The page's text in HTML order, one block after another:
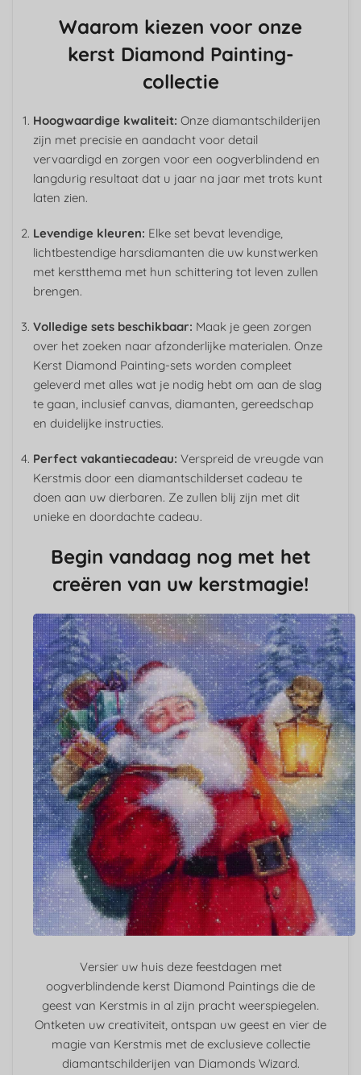
Waarom kiezen voor onze
kerst Diamond Painting-
collectie
Hoogwaardige kwaliteit: Onze diamantschilderijen
zijn met precisie en aandacht voor detail
vervaardigd en zorgen voor een oogverblindend en
langdurig resultaat dat u jaar na jaar met trots kunt
laten zien.
Levendige kleuren: Elke set bevat levendige,
lichtbestendige harsdiamanten die uw kunstwerken
met kerstthema met hun schittering tot leven zullen
brengen.
Volledige sets beschikbaar: Maak je geen zorgen
over het zoeken naar afzonderlijke materialen. Onze
Kerst Diamond Painting-sets worden compleet
geleverd met alles wat je nodig hebt om aan de slag
te gaan, inclusief canvas, diamanten, gereedschap
en duidelijke instructies.
Perfect vakantiecadeau: Verspreid de vreugde van
Kerstmis door een diamantschilderset cadeau te
doen aan uw dierbaren. Ze zullen blij zijn met dit
unieke en doordachte cadeau.
Begin vandaag nog met het
creëren van uw kerstmagie!
Versier uw huis deze feestdagen met
oogverblindende kerst Diamond Paintings die de
geest van Kerstmis in al zijn pracht weerspiegelen.
Ontketen uw creativiteit, ontspan uw geest en vier de
magie van Kerstmis met de exclusieve collectie
diamantschilderijen van Diamonds Wizard.